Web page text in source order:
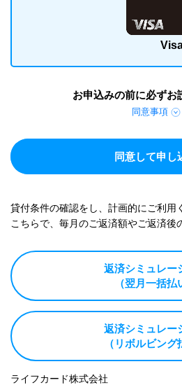
お申込みの前に必ずお
同意事項
同意して申し
貸付条件の確認をし、計画的にご利用
こちらで、毎月のご返済額やご返済後
返済シミュレー
（翌月一括払
返済シミュレー
（リボルビング
ライフカード株式会社